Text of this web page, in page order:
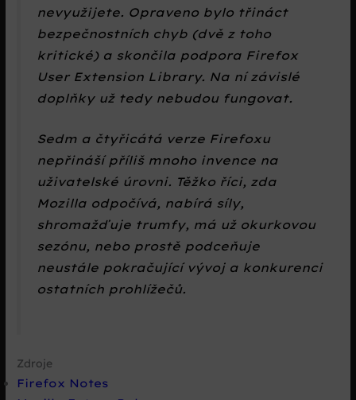
nevyužijete. Opraveno bylo třináct
bezpečnostních chyb (dvě z toho
kritické) a skončila podpora Firefox
User Extension Library. Na ní závislé
doplňky už tedy nebudou fungovat.
Sedm a čtyřicátá verze Firefoxu
nepřináší příliš mnoho invence na
uživatelské úrovni. Těžko říci, zda
Mozilla odpočívá, nabírá síly,
shromažďuje trumfy, má už okurkovou
sezónu, nebo prostě podceňuje
neustále pokračující vývoj a konkurenci
ostatních prohlížečů.
Zdroje
Firefox Notes